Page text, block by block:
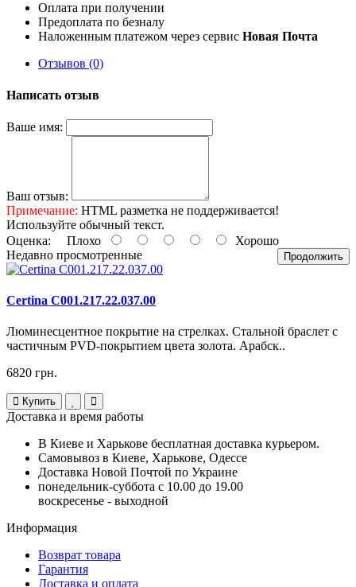
Оплата при получении
Предоплата по безналу
Наложенным платежом через сервис Новая Почта
Отзывов (0)
Написать отзыв
Ваше имя:
Ваш отзыв:
Примечание: HTML разметка не поддерживается!
Используйте обычный текст.
Оценка: Плохо Хорошо
Продолжить
Недавно просмотренные
Certina C001.217.22.037.00
Люминесцентное покрытие на стрелках. Cтальной браслет с
частичным PVD-покрытием цвета золота. Арабск..
6820 грн.
Купить
Доставка и время работы
В Киеве и Харькове бесплатная доставка курьером.
Самовывоз в Киеве, Харькове, Одессе
Доставка Новой Почтой по Украине
понедельник-суббота с 10.00 до 19.00
воскресенье - выходной
Информация
Возврат товара
Гарантия
Доставка и оплата